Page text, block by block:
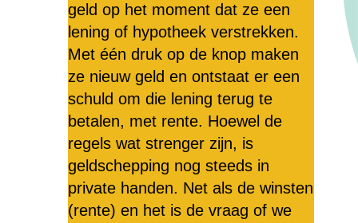
geld op het moment dat ze een
lening of hypotheek verstrekken.
Met één druk op de knop maken
ze nieuw geld en ontstaat er een
schuld om die lening terug te
betalen, met rente. Hoewel de
regels wat strenger zijn, is
geldschepping nog steeds in
private handen. Net als de winsten
(rente) en het is de vraag of we